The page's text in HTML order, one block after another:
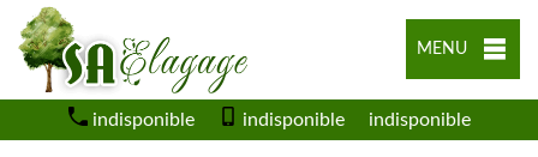
MENU
indisponible indisponible indisponible